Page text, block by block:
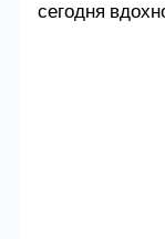
сегодня